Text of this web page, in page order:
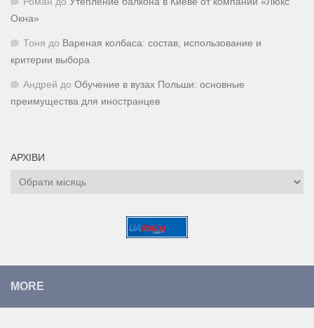
Окна»
Тоня до Вареная колбаса: состав, использование и
критерии выбора
Андрей до Обучение в вузах Польши: основные
преимущества для иностранцев
АРХІВИ
Архіви
MORE